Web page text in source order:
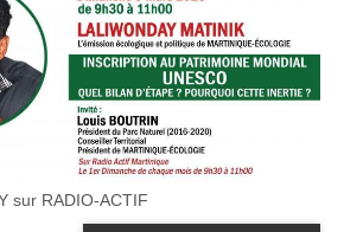
sur RADIO-ACTIF